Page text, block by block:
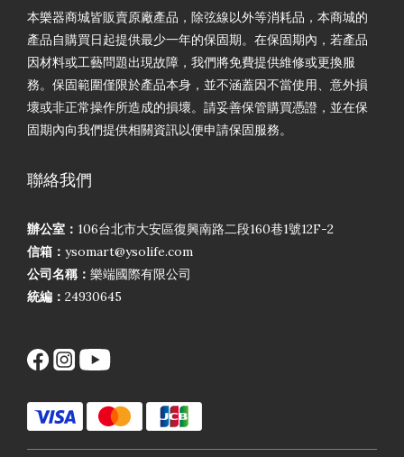
本樂器商城皆販賣原廠產品，除弦線以外等消耗品，本商城的
產品自購買日起提供最少一年的保固期。在保固期內，若產品
因材料或工藝問題出現故障，我們將免費提供維修或更換服
務。保固範圍僅限於產品本身，並不涵蓋因不當使用、意外損
壞或非正常操作所造成的損壞。請妥善保管購買憑證，並在保
固期內向我們提供相關資訊以便申請保固服務。
聯絡我們
辦公室： 106台北市大安區復興南路二段160巷1號12F-2
信箱： ysomart@ysolife.com
公司名稱： 樂端國際有限公司
統編： 24930645